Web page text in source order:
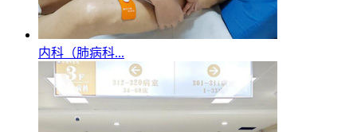
内科（肺病科...